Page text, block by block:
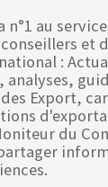
n°1 au
et
:
analyses,
Export,
du